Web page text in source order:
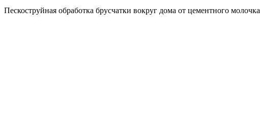
Пескоструйная обработка брусчатки вокруг дома от цементного молочка